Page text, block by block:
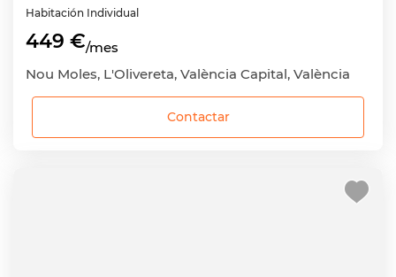
Habitación Individual
449 €/mes
Nou Moles, L'Olivereta, València Capital, València
Contactar